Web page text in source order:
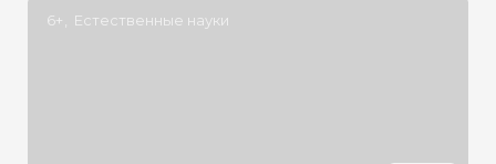
6+ Естественные науки